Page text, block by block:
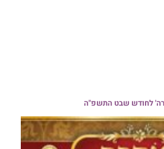
לחודש שבט התשפ"ה